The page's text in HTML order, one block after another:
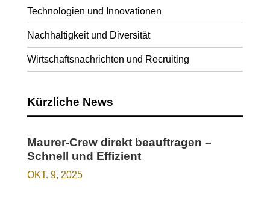
Technologien und Innovationen
Nachhaltigkeit und Diversität
Wirtschaftsnachrichten und Recruiting
Kürzliche News
Maurer-Crew direkt beauftragen –
Schnell und Effizient
OKT. 9, 2025